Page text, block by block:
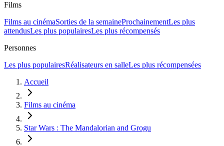
Films
Films au cinémaSorties de la semaineProchainementLes plus
attendusLes plus populairesLes plus récompensés
Personnes
Les plus populairesRéalisateurs en salleLes plus récompensées
Accueil
Films au cinéma
Star Wars : The Mandalorian and Grogu